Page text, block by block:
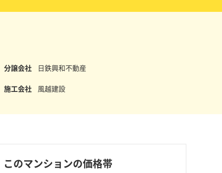
分譲会社 日鉄興和不動産
施工会社 風越建設
このマンションの価格帯